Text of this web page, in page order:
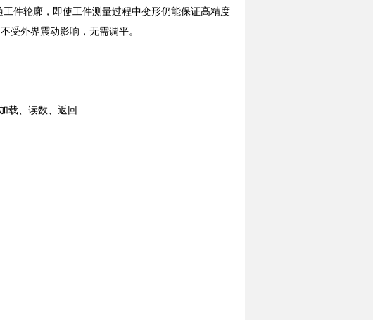
件轮廓，即使工件测量过程中变形仍能保证高精度
受外界震动影响，无需调平。
载、读数、返回